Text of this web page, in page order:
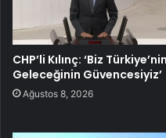
CHP’li Kılınç: ‘Biz Türkiye’nin
Geleceğinin Güvencesiyiz’
Ağustos 8, 2026